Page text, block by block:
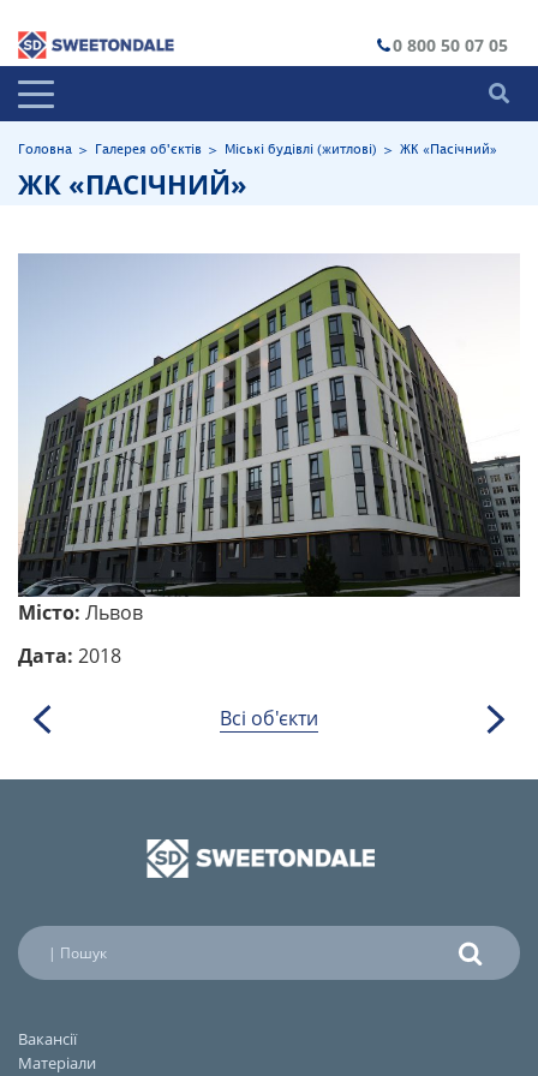
0 800 50 07 05
Головна > Галерея об'єктів > Міські будівлі (житлові) > ЖК «Пасічний»
ЖК «ПАСІЧНИЙ»
Місто: Львов
Дата: 2018
Всі об'єкти
Вакансії
Матеріали